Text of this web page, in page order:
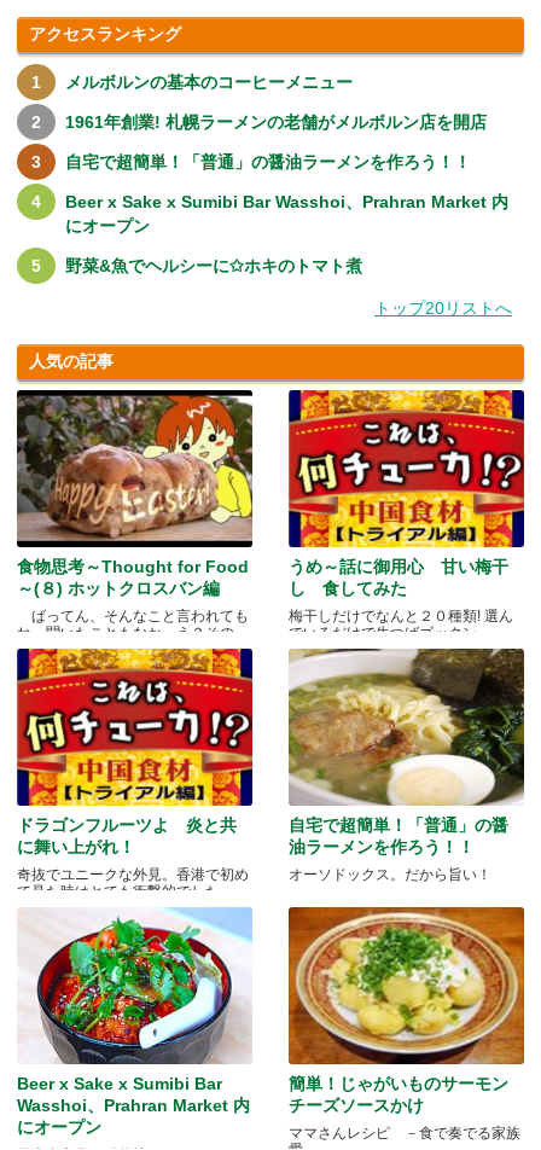
アクセスランキング
メルボルンの基本のコーヒーメニュー
1961年創業! 札幌ラーメンの老舗がメルボルン店を開店
自宅で超簡単！「普通」の醤油ラーメンを作ろう！！
Beer x Sake x Sumibi Bar Wasshoi、Prahran Market 内
にオープン
野菜&魚でヘルシーに✩ホキのトマト煮
トップ20リストへ
人気の記事
食物思考～Thought for Food
～(８) ホットクロスバン編
ばってん、そんなこと言われても
ね、聞いたこともなか。え？その
と.....
うめ～話に御用心 甘い梅干
し 食してみた
梅干しだけでなんと２０種類! 選ん
でいるだけで生つばゴックン。 .....
ドラゴンフルーツよ 炎と共
に舞い上がれ！
奇抜でユニークな外見。香港で初め
て見た時はとても衝撃的でした.....
自宅で超簡単！「普通」の醤
油ラーメンを作ろう！！
オーソドックス。だから旨い！
Beer x Sake x Sumibi Bar
Wasshoi、Prahran Market 内
にオープン
簡単！じゃがいものサーモン
チーズソースかけ
ママさんレシピ －食で奏でる家族